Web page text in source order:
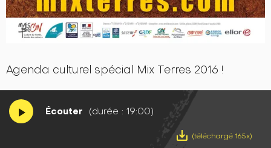
Agenda culturel spécial Mix Terres 2016 !
play_arrow Écouter (durée : 19:00)
save_alt (téléchargé 165x)